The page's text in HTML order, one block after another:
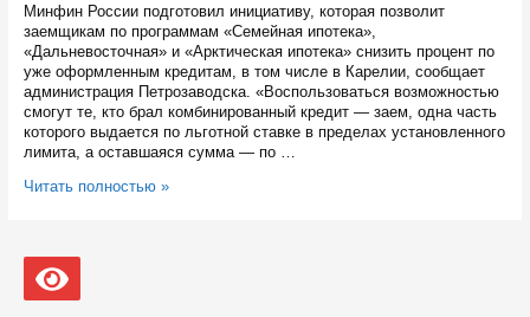
Минфин России подготовил инициативу, которая позволит
заемщикам по программам «Семейная ипотека»,
«Дальневосточная» и «Арктическая ипотека» снизить процент по
уже оформленным кредитам, в том числе в Карелии, сообщает
администрация Петрозаводска. «Воспользоваться возможностью
смогут те, кто брал комбинированный кредит — заем, одна часть
которого выдается по льготной ставке в пределах установленного
лимита, а оставшаяся сумма — по …
Некоторые
снизить
ставку
по
Читать полностью »